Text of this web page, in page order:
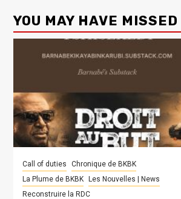
YOU MAY HAVE MISSED
Call of duties
Chronique de BKBK
La Plume de BKBK Les Nouvelles | News
Reconstruire la RDC